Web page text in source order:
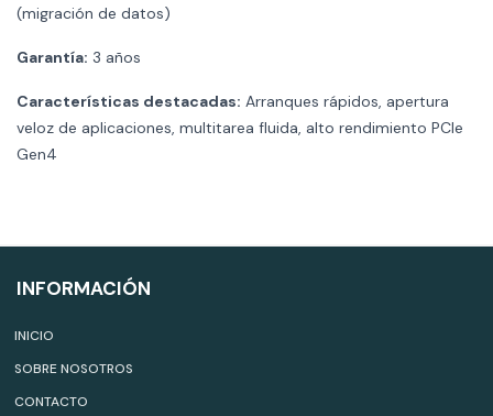
(migración de datos)
Garantía: 3 años
Características destacadas: Arranques rápidos, apertura
veloz de aplicaciones, multitarea fluida, alto rendimiento PCIe
Gen4
INFORMACIÓN
INICIO
SOBRE NOSOTROS
CONTACTO